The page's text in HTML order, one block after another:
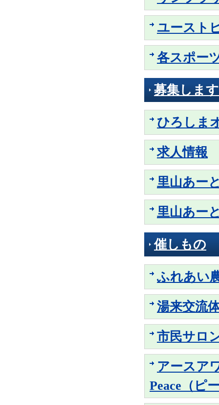
ユースト
各スポー
募集します
ひろしま
求人情報
里山あー
里山あー
催しもの
ふれあい
湯来交流
市民サロ
アースア
Peace（ピ